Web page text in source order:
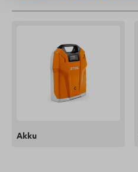
Akku